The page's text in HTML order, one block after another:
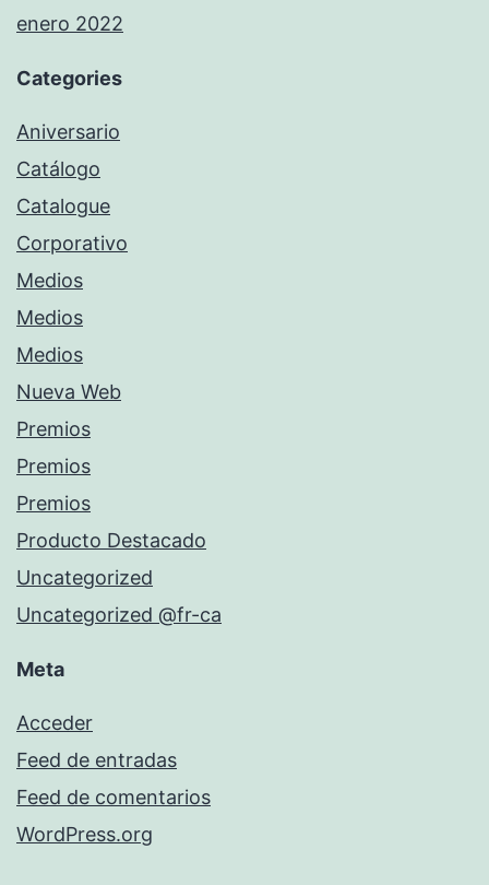
enero 2022
Categories
Aniversario
Catálogo
Catalogue
Corporativo
Medios
Medios
Medios
Nueva Web
Premios
Premios
Premios
Producto Destacado
Uncategorized
Uncategorized @fr-ca
Meta
Acceder
Feed de entradas
Feed de comentarios
WordPress.org